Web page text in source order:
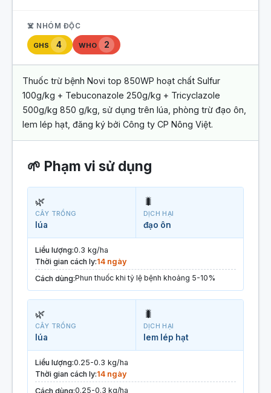
☠️ NHÓM ĐỘC
GHS 4 WHO 2
Thuốc trừ bệnh Novi top 850WP hoạt chất Sulfur
100g/kg + Tebuconazole 250g/kg + Tricyclazole
500g/kg 850 g/kg, sử dụng trên lúa, phòng trừ đạo ôn,
lem lép hạt, đăng ký bởi Công ty CP Nông Việt.
🌱 Phạm vi sử dụng
🌿
CÂY TRỒNG
lúa
🐛
DỊCH HẠI
đạo ôn
Liều lượng:0.3 kg/ha
Thời gian cách ly:14 ngày
Cách dùng:Phun thuốc khi tỷ lệ bệnh khoảng 5-10%
🌿
CÂY TRỒNG
lúa
🐛
DỊCH HẠI
lem lép hạt
Liều lượng:0.25-0.3 kg/ha
Thời gian cách ly:14 ngày
Cách dùng:0.25-0.3 kg/ha